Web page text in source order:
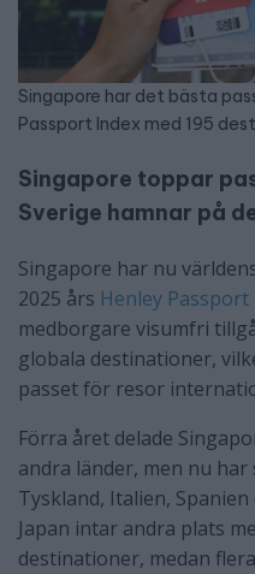
Singapore har det bästa
Passport Index med 195
Singapore toppar
Sverige hamnar på
Singapore har nu
2025 års Henley Passport
medborgare visumfri
globala destinationer,
passet för resor
Förra året delade
andra länder, men nu
Tyskland, Italien,
Japan intar andra plats
destinationer, medan